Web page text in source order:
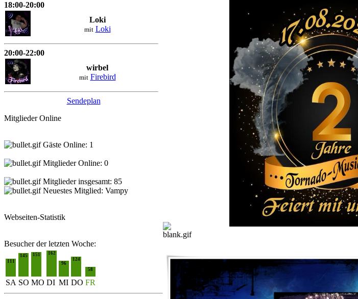
18:00-20:00
Loki
mit Loki
20:00-22:00
wirbel
mit Firebird
Sendeplan
Mitglieder Online
Gäste Online: 1
Mitglieder Online: 0
Mitglieder insgesamt: 85
Neuestes Mitglied: Vampy
Webseiten-Statistik
Besucher der letzten Woche:
111
145 151
162
96
124
58
SA SO MO DI MI DO FR